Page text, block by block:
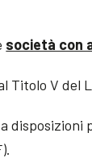
società con
Titolo V del